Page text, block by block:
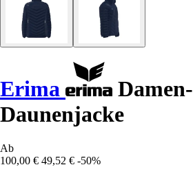
Erima
Damen-
Daunenjacke
Ab
100,00 € 49,52 € -50%